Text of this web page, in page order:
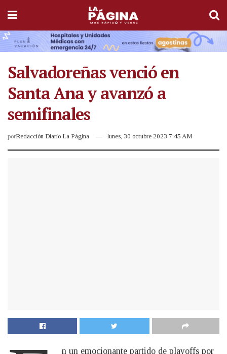
Salvadoreñas venció en
Santa Ana y avanzó a
semifinales
porRedacción Diario La Página lunes, 30 octubre 2023 7:45 AM
n un emocionante partido de playoffs por